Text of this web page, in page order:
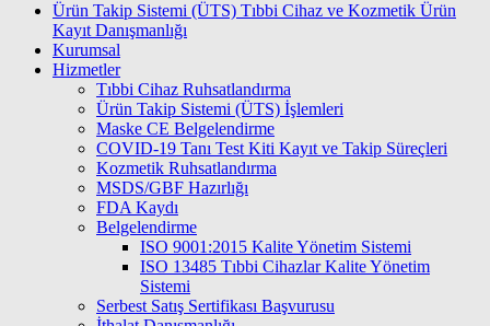
Ürün Takip Sistemi (ÜTS) Tıbbi Cihaz ve Kozmetik Ürün
Kayıt Danışmanlığı
Kurumsal
Hizmetler
Tıbbi Cihaz Ruhsatlandırma
Ürün Takip Sistemi (ÜTS) İşlemleri
Maske CE Belgelendirme
COVID-19 Tanı Test Kiti Kayıt ve Takip Süreçleri
Kozmetik Ruhsatlandırma
MSDS/GBF Hazırlığı
FDA Kaydı
Belgelendirme
ISO 9001:2015 Kalite Yönetim Sistemi
ISО 13485 Tıbbi Cihazlar Kalite Yönetim
Sistemi
Serbest Satış Sertifikası Başvurusu